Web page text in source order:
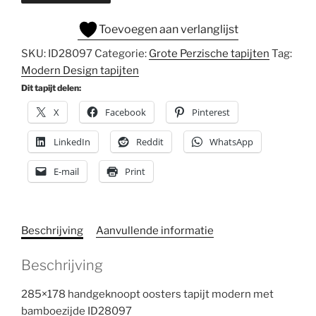
Toevoegen aan verlanglijst
SKU: ID28097 Categorie: Grote Perzische tapijten Tag:
Modern Design tapijten
Dit tapijt delen:
X Facebook Pinterest
LinkedIn Reddit WhatsApp
E-mail Print
Beschrijving Aanvullende informatie
Beschrijving
285×178 handgeknoopt oosters tapijt modern met
bamboezijde ID28097